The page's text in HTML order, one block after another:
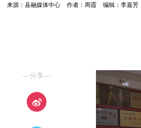
来源：县融媒体中心 作者：周霞 编辑：李嘉芳
—分享—